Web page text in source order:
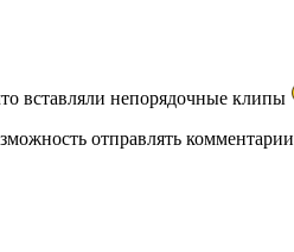
вставляли непорядочные клипы
отправлять комментарии